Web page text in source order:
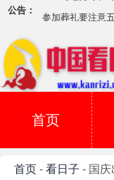
公告： 参加葬礼要注意
5月5日吉吗？
犯煞日不可开庚
安祖坟用丁已日
如何看葬山的日
首页
首页 - 看日子 - 国庆